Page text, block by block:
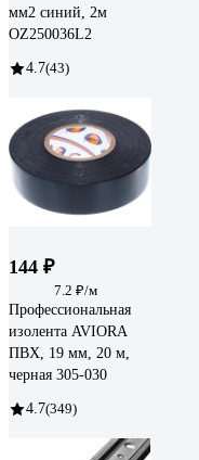
мм2 синий, 2м
OZ250036L2
4.7(43)
144 ₽
7.2 ₽/м
Профессиональная
изолента AVIORA
ПВХ, 19 мм, 20 м,
черная 305-030
4.7(349)